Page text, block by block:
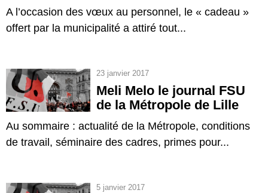
A l’occasion des vœux au personnel, le « cadeau »
offert par la municipalité a attiré tout...
23 janvier 2017
Meli Melo le journal FSU
de la Métropole de Lille
Au sommaire : actualité de la Métropole, conditions
de travail, séminaire des cadres, primes pour...
5 janvier 2017